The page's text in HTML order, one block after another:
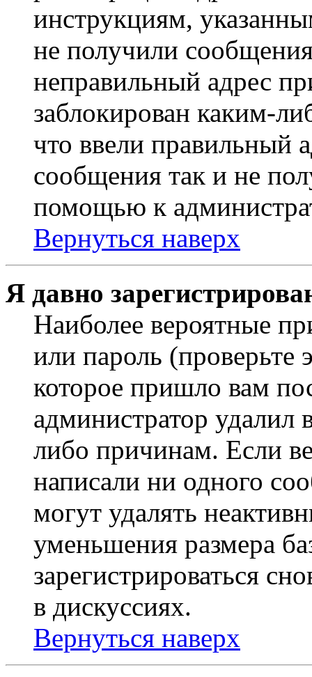
инструкциям,
не получили
неправильный адрес
заблокирован каким-
что ввели правильный
сообщения так и не
помощью к
Вернуться наверх
Я давно
Наиболее вероятные
или пароль (проверьте
которое пришло вам
администратор
либо причинам. Если
написали ни одного
могут удалять
уменьшения размера
зарегистрироваться
в дискуссиях.
Вернуться наверх